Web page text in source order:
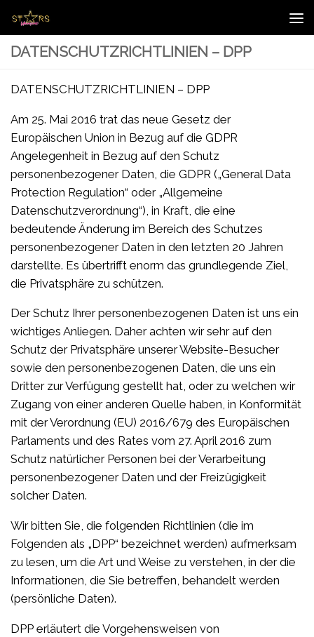
Zum Inhalt springen
DATENSCHUTZRICHTLINIEN – DPP
DATENSCHUTZRICHTLINIEN – DPP
Am 25. Mai 2016 trat das neue Gesetz der
Europäischen Union in Bezug auf die GDPR
Angelegenheit in Bezug auf den Schutz
personenbezogener Daten, die GDPR („General Data
Protection Regulation“ oder „Allgemeine
Datenschutzverordnung“), in Kraft, die eine
bedeutende Änderung im Bereich des Schutzes
personenbezogener Daten in den letzten 20 Jahren
darstellte. Es übertrifft enorm das grundlegende Ziel,
die Privatsphäre zu schützen.
Der Schutz Ihrer personenbezogenen Daten ist uns ein
wichtiges Anliegen. Daher achten wir sehr auf den
Schutz der Privatsphäre unserer Website-Besucher
sowie den personenbezogenen Daten, die uns ein
Dritter zur Verfügung gestellt hat, oder zu welchen wir
Zugang von einer anderen Quelle haben, in Konformität
mit der Verordnung (EU) 2016/679 des Europäischen
Parlaments und des Rates vom 27. April 2016 zum
Schutz natürlicher Personen bei der Verarbeitung
personenbezogener Daten und der Freizügigkeit
solcher Daten.
Wir bitten Sie, die folgenden Richtlinien (die im
Folgenden als „DPP“ bezeichnet werden) aufmerksam
zu lesen, um die Art und Weise zu verstehen, in der die
Informationen, die Sie betreffen, behandelt werden
(persönliche Daten).
DPP erläutert die Vorgehensweisen von